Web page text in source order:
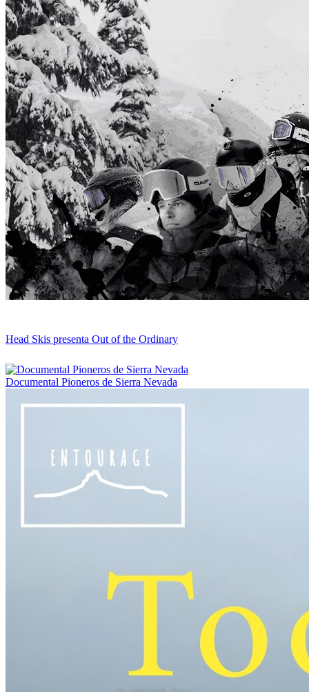
Head Skis presenta Out of the Ordinary
Documental Pioneros de Sierra Nevada